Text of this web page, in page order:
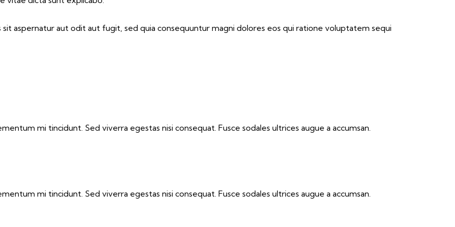
aspernatur aut odit aut fugit, sed quia consequuntur magni dolores eos qui ratione voluptatem sequi
mi tincidunt. Sed viverra egestas nisi consequat. Fusce sodales ultrices augue a accumsan.
mi tincidunt. Sed viverra egestas nisi consequat. Fusce sodales ultrices augue a accumsan.